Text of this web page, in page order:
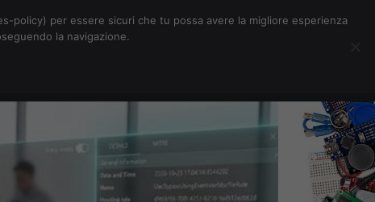
policy) per essere sicuri che tu possa avere la migliore esperienza
la navigazione.